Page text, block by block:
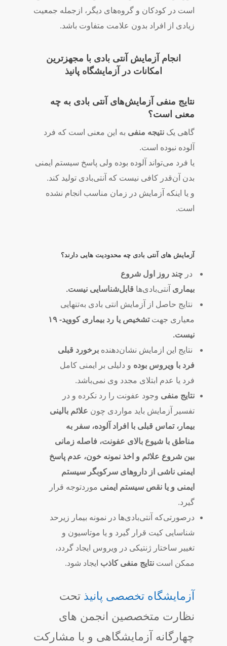
است در کودکان و گروه‌های دیگر، ازجمله جمعیت
زیادی از افراد بدون علامت متفاوت باشد.
انجام آزمایش آنتی بادی با مجهزترین
امکانات در آزمایشگاه پانیذ
نتایج منفی آزمایش‌های آنتی بادی به چه
معنی است؟
گاهی یک نتیجه منفی به این معنی است که فرد
آلوده نبوده است.
یا فرد می‌تواند آلوده بوده ولی پاسخ سیستم ایمنی
بدن آن‌قدر کافی نیست که آنتی‌بادی تولید کند.
و یا اینکه آزمایش در زمان مناسب انجام‌ نشده
است.
آزمایش های آنتی بادی چه محدودیت هایی دارند؟
در چند روز اول شروع
بیماری آنتی‌بادی‌ها قابل‌شناسایی نیست.
نتایج حاصل از آزمایش انتی بادی به‌تنهایی
معیاری جهت
تشخیص یا رد بیماری کووید- ۱۹
نیست.
نتایج این ازمایش نشان‌دهنده برخورد قبلی
فرد با ویروس بوده و دلیلی بر ایمنی کامل
فرد یا عدم ابتلای مجدد وی نمی‌باشد.
نتایج منفی وجود عفونت را رد نکرده و در
تفسیر آزمایش باید مواردی چون علائم بالینی
بیمار، تماس قبلی با افراد آلوده، سفر به
مناطق با شیوع بالای عفونت، فاصله زمانی
بین شروع علائم و اخذ نمونه خون، عدم پاسخ
ایمنی ناشی از داروهای سرکوبگر سیستم
ایمنی و یا نقص سیستم ایمنی موردتوجه قرار
گیرد.
درصورتی‌که آنتی‌بادی‌ها در نمونه بیمار زیرحد
شناسایی کیت قرار گیرد و یا موتاسیون و
تغییر ساختار ژنتیکی در ویروس ایجاد گردد،
ممکن است نتایج منفی کاذب ایجاد شود.
آزمایشگاه تخصصی پانیذ تحت
نظارت متخصصین انجمن های
چهارگانه آزمایشگاهی و با مشارکت